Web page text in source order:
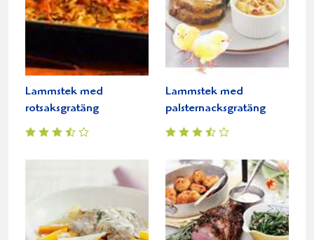
Lammstek med
rotsaksgratäng
Lammstek med
palsternacksgratäng